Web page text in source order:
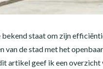
bekend staat om zijn
van de stad met het
artikel geef ik een